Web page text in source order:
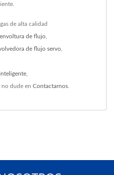
de alta calidad
de flujo
de flujo servo
no dude en Contactarnos